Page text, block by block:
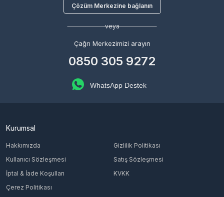
Çözüm Merkezine bağlanın
veya
Çağrı Merkezimizi arayın
0850 305 9272
WhatsApp Destek
Kurumsal
Hakkımızda
Gizlilik Politikası
Kullanıcı Sözleşmesi
Satış Sözleşmesi
İptal & İade Koşulları
KVKK
Çerez Politikası